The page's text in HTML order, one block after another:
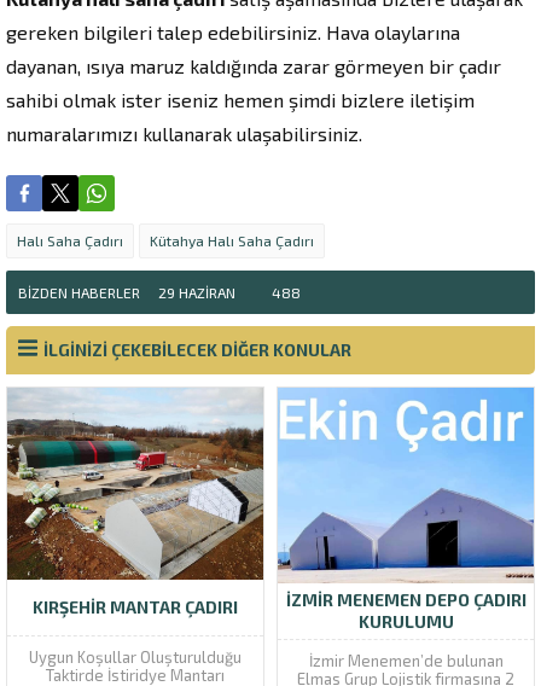
gereken bilgileri talep edebilirsiniz. Hava olaylarına
dayanan, ısıya maruz kaldığında zarar görmeyen bir çadır
sahibi olmak ister iseniz hemen şimdi bizlere iletişim
numaralarımızı kullanarak ulaşabilirsiniz.
Halı Saha Çadırı Kütahya Halı Saha Çadırı
BIZDEN HABERLER 29 HAZIRAN 488
İLGİNİZİ ÇEKEBİLECEK DİĞER KONULAR
KIRŞEHIR MANTAR ÇADIRI
Uygun Koşullar Oluşturulduğu
Taktirde İstiridye Mantarı
İZMIR MENEMEN DEPO ÇADIRI
KURULUMU
İzmir Menemen’de bulunan
Elmas Grup Lojistik firmasına 2